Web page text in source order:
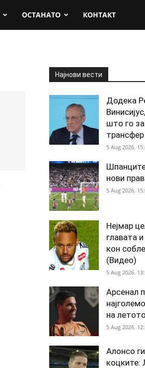
ОСТАНАТО КОНТАКТ
Најнови вести
Додека
што го
трансфер
5 Aug 2026.
нови
5 Aug 2026.
Нејмар
главата
кон
(Видео)
5 Aug 2026.
Арсенал
на
5 Aug 2026.
Алонсо
коцките: